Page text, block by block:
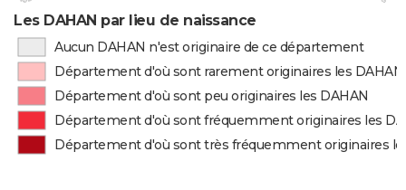
Les DAHAN par lieu de naissance
Aucun DAHAN n'est originaire de ce département
Département d'où sont rarement originaires les DAHAN
Département d'où sont peu originaires les DAHAN
Département d'où sont fréquemment originaires les
Département d'où sont très fréquemment originaires